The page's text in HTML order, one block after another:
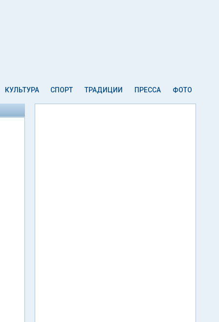
КУЛЬТУРА СПОРТ ТРАДИЦИИ ПРЕССА ФОТО